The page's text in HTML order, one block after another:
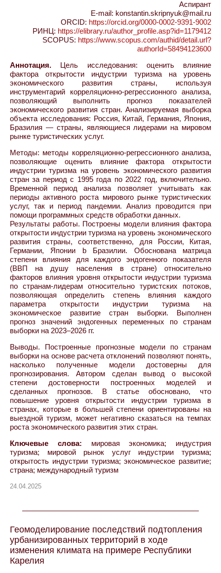
Аспирант
E-mail: konstantin.skripnyuk@mail.ru
ORCID: https://orcid.org/0000-0002-9391-9002
РИНЦ: https://elibrary.ru/author_profile.asp?id=1179412
SCOPUS: https://www.scopus.com/authid/detail.url?
authorId=58494123600
Аннотация. Цель исследования: оценить влияние
фактора открытости индустрии туризма на уровень
экономического развития страны, используя
инструментарий корреляционно-регрессионного анализа,
позволяющий выполнить прогноз показателей
экономического развития стран. Анализируемая выборка
объекта исследования: Россия, Китай, Германия, Япония,
Бразилия — страны, являющиеся лидерами на мировом
рынке туристических услуг.
Методы: методы корреляционно-регрессионного анализа,
позволяющие оценить влияние фактора открытости
индустрии туризма на уровень экономического развития
стран за период с 1995 года по 2022 год, включительно.
Временной период анализа позволяет учитывать как
периоды активного роста мирового рынке туристических
услуг, так и период пандемии. Анализ проводится при
помощи программных средств обработки данных.
Результаты работы. Построены модели влияния фактора
открытости индустрии туризма на уровень экономического
развития страны, соответственно, для России, Китая,
Германии, Японии b Бразилии. Обоснована матрица
степени влияния для каждого эндогенного показателя
(ВВП на душу населения в стране) относительно
факторов влияния уровня открытости индустрии туризма
по странам-лидерам относительно туристских потоков,
позволяющая определить степень влияния каждого
параметра открытости индустрии туризма на
экономическое развитие стран выборки. Выполнен
прогноз значений эндогенных переменных по странам
выборки на 2023–2026 гг.
Выводы. Построенные прогнозные модели по странам
выборки на основе расчета отклонений позволяют понять,
насколько полученные модели достоверны для
прогнозирования. Автором сделан вывод о высокой
степени достоверности построенных моделей и
сделанных прогнозов. В статье обосновано, что
повышение уровня открытости индустрии туризма в
странах, которые в большей степени ориентированы на
выездной туризм, может негативно сказаться на темпах
роста экономического развития этих стран.
Ключевые слова: мировая экономика; индустрия
туризма; мировой рынок услуг индустрии туризма;
открытость индустрии туризма; экономическое развитие;
страна; международный туризм
24.04.2025
Геомоделирование последствий подтопления
урбанизированных территорий в ходе
изменения климата на примере Республики
Карелия